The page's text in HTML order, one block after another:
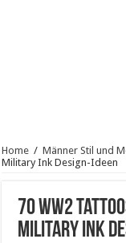
Home / Männer Stil und
Military Ink Design-Ideen
70 WW2
Military Ink